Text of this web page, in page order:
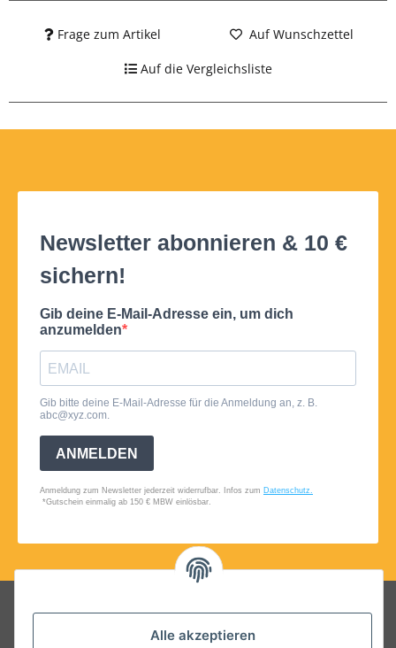
Alle akzeptieren
Frage zum Artikel Auf Wunschzettel
Auf die Vergleichsliste
Folgt uns auf Social Media